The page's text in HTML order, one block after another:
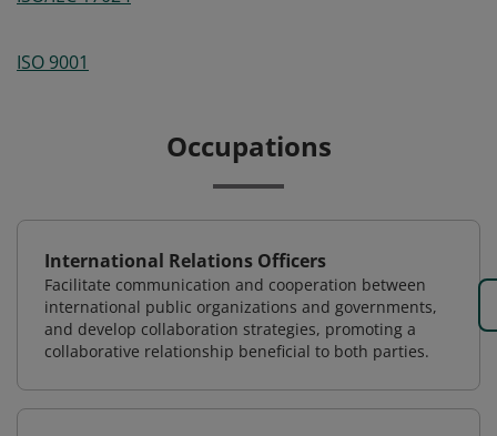
ISO 9001
Occupations
International Relations Officers
Facilitate communication and cooperation between
international public organizations and governments,
and develop collaboration strategies, promoting a
collaborative relationship beneficial to both parties.